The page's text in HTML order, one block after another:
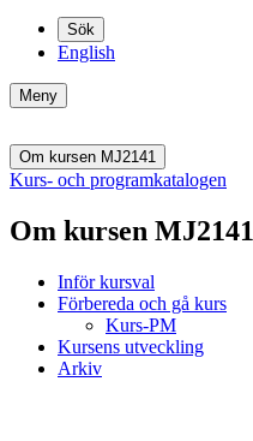
Sök
English
Meny
Om kursen MJ2141
Kurs- och programkatalogen
Om kursen MJ2141
Inför kursval
Förbereda och gå kurs
Kurs-PM
Kursens utveckling
Arkiv